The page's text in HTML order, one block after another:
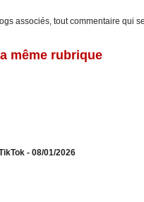
associés, tout commentaire qui
même rubrique
- 08/01/2026